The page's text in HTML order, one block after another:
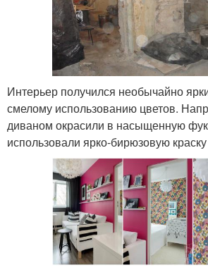
Интерьер получился необычайно
смелому использованию цветов.
диваном окрасили в насыщенную
использовали ярко-бирюзовую